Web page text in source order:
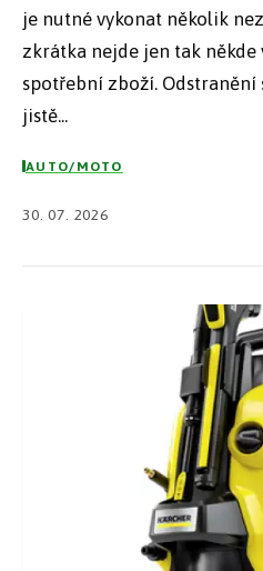
je nutné vykonat několik
zkrátka nejde jen tak někde
spotřební zboží. Odstranění
jistě...
AUTO/MOTO
30. 07. 2026